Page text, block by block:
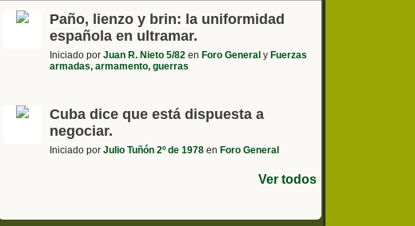
Paño, lienzo y brin: la uniformidad
española en ultramar.
Iniciado porJuan R. Nieto 5/82 en Foro General y Fuerzas
armadas, armamento, guerras
Cuba dice que está dispuesta a
negociar.
Iniciado porJulio Tuñón 2º de 1978 en Foro General
Ver todos